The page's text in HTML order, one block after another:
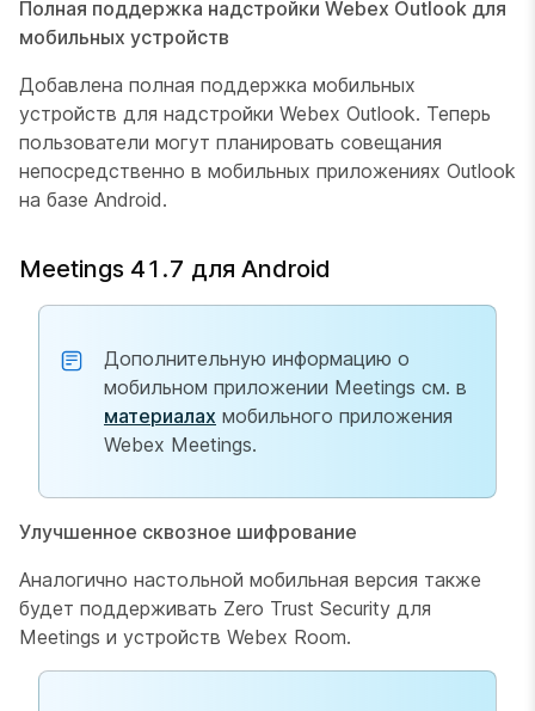
Полная поддержка надстройки Webex Outlook для
мобильных устройств
Добавлена полная поддержка мобильных
устройств для надстройки Webex Outlook. Теперь
пользователи могут планировать совещания
непосредственно в мобильных приложениях Outlook
на базе Android.
Meetings 41.7 для Android
Дополнительную информацию о
мобильном приложении Meetings см. в
материалах мобильного приложения
Webex Meetings.
Улучшенное сквозное шифрование
Аналогично настольной мобильная версия также
будет поддерживать Zero Trust Security для
Meetings и устройств Webex Room.